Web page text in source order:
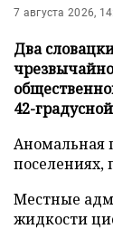
7 августа 2026,
Два
42-
Аномальная
поселениях,
Местные
жидкости